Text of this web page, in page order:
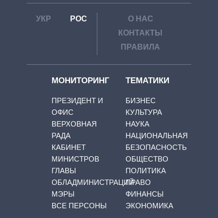
УКР РОС
О НАС
КОНТАКТЫ
ПРАВИЛА
МОНИТОРИНГ
ПРЕЗИДЕНТ И
ОФИС
ВЕРХОВНАЯ
РАДА
КАБИНЕТ
МИНИСТРОВ
ГЛАВЫ
ОБЛАДМИНИСТРАЦИЙ
МЭРЫ
ВСЕ ПЕРСОНЫ
ТЕМАТИКИ
БИЗНЕС
КУЛЬТУРА
НАУКА
НАЦИОНАЛЬНАЯ
БЕЗОПАСНОСТЬ
ОБЩЕСТВО
ПОЛИТИКА
ПРАВО
ФИНАНСЫ
ЭКОНОМИКА